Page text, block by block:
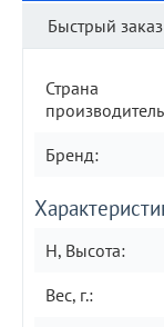
Быстрый заказ
Страна
Бренд:
H, Высота:
Вес, г.: